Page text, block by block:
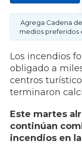
Agrega Cadena
medios preferidos
Los incendios
obligado a
centros
terminaron
Este martes
continúan
incendios en